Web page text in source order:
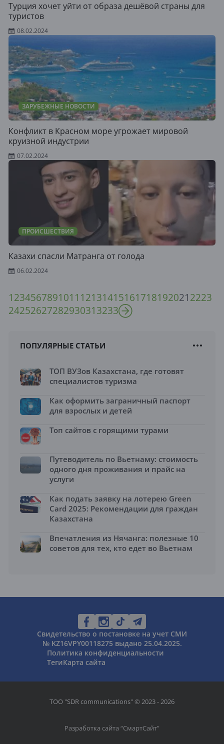
Турция хочет уйти от образа дешёвой страны для
туристов
08.02.2024
ЗАРУБЕЖНЫЕ НОВОСТИ
Конфликт в Красном море угрожает мировой
круизной индустрии
07.02.2024
ПРОИСШЕСТВИЯ
Казахи спасли Матранга от голода
06.02.2024
1234567891011 121314151617181920212223
24252627282930313233
ПОПУЛЯРНЫЕ СТАТЬИ
ТОП ВУЗов Казахстана, где готовят
специалистов туризма
Как оформить заграничный паспорт
для взрослых и детей
Топ сайтов с горящими турами
Путеводитель по Вьетнаму: стоимость
одного дня проживания и прайс на
услуги
Как подать заявку на лотерею Green
Card 2025: Рекомендации для граждан
Казахстана
Впечатления из Нячанга: полезные 10
советов для тех, кто едет во Вьетнам
Свидетельство о постановке на учет СМИ
№ KZ16VPY00118275 выдано 25.04.2025.
Политика конфиденциальности
ТегиКарта сайта
ТОО "SDR communications" © 2023 - 2026
Разработка сайта “СмартСайт”